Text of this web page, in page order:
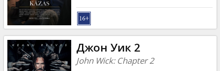
Джон Уик 2
John Wick: Chapter 2